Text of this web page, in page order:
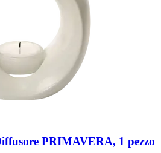
PRIMAVERA, 1 pezzo